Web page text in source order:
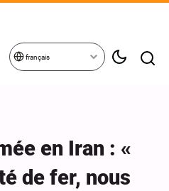
français
en Iran : «
de fer, nous